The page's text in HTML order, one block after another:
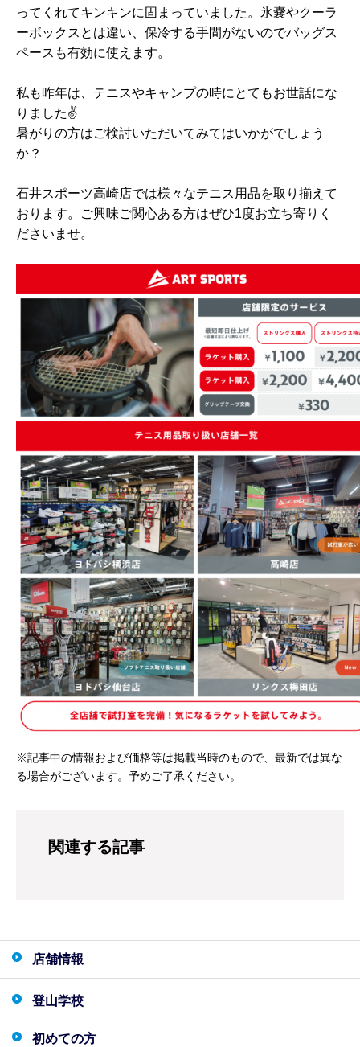
ってくれてキンキンに固まっていました。氷嚢やクーラ
ーボックスとは違い、保冷する手間がないのでバッグス
ペースも有効に使えます。
私も昨年は、テニスやキャンプの時にとてもお世話にな
りました✌
暑がりの方はご検討いただいてみてはいかがでしょう
か？
石井スポーツ高崎店では様々なテニス用品を取り揃えて
おります。ご興味ご関心ある方はぜひ1度お立ち寄りく
ださいませ。
※記事中の情報および価格等は掲載当時のもので、最新では異な
る場合がございます。予めご了承ください。
関連する記事
店舗情報
登山学校
初めての方